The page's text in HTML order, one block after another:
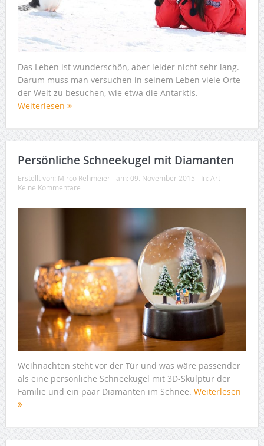
Das Leben ist wunderschön, aber leider nicht sehr lang.
Darum muss man versuchen in seinem Leben viele Orte
der Welt zu besuchen, wie etwa die Antarktis.
Weiterlesen
Persönliche Schneekugel mit Diamanten
Erstellt von: Mirco Rehmeier am: 09. November 2015 In: Art
Keine Kommentare
Weihnachten steht vor der Tür und was wäre passender
als eine persönliche Schneekugel mit 3D-Skulptur der
Familie und ein paar Diamanten im Schnee. Weiterlesen